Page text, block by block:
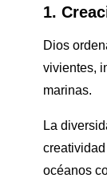
1.
Dios
vivientes,
marinas.
La
océanos